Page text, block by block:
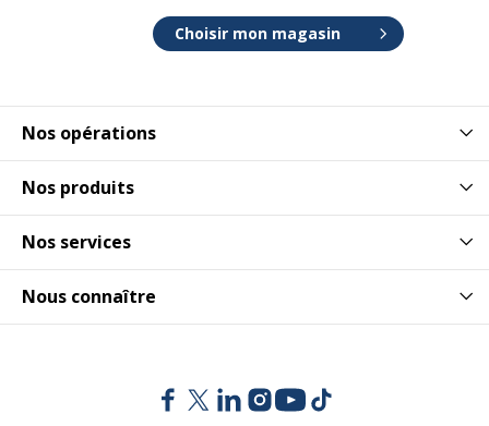
Nos opérations
Nos produits
Nos services
Nous connaître
Choisir mon magasin